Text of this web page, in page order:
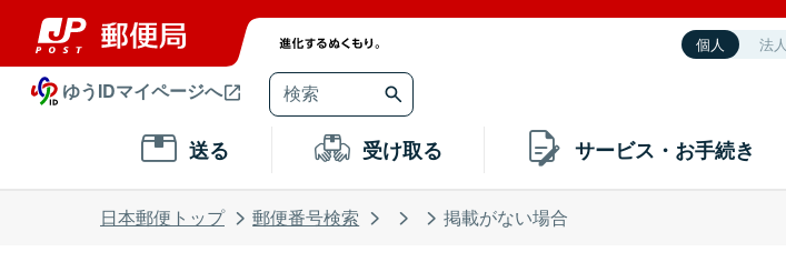
個人 法人
ゆうIDマイページへ
送る 受け取る サービス・お手続き
日本郵便トップ 郵便番号検索 掲載がない場合